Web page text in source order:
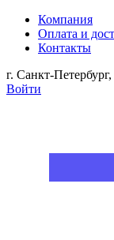
Компания
Оплата и
Контакты
г. Санкт-
Войти